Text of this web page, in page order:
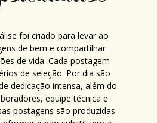
foi criado para levar ao
de bem e compartilhar
de vida. Cada postagem
de seleção. Por dia são
dedicação intensa, além do
equipe técnica e
postagens são produzidas